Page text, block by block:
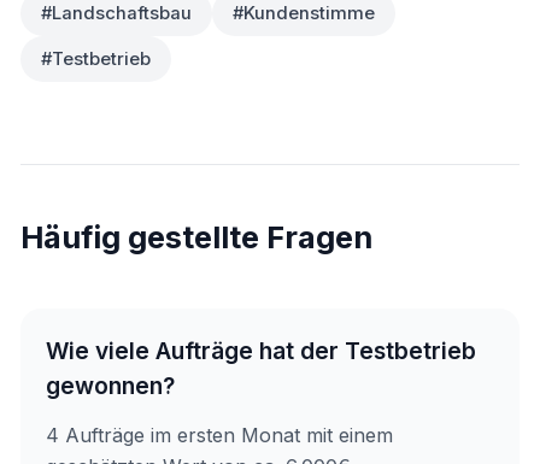
#Landschaftsbau #Kundenstimme
#Testbetrieb
Häufig gestellte Fragen
Wie viele Aufträge hat der Testbetrieb
gewonnen?
4 Aufträge im ersten Monat mit einem